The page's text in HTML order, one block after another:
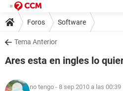
Foros Software
Tema Anterior
Ares esta en ingles lo
no tengo - 8 sep 2010 a las 00:39